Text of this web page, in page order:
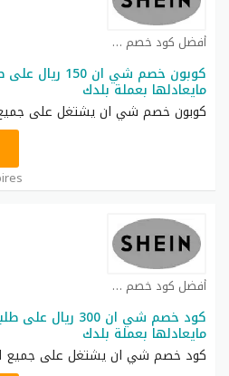
أفضل كود خصم شي ان كوبون
مايعادلها بعملة بلدك
كوبون خصم شي ان يشتغل على جميع
أفضل كود خصم شي ان كوبون
مايعادلها بعملة بلدك
كود خصم شي ان يشتغل على جميع